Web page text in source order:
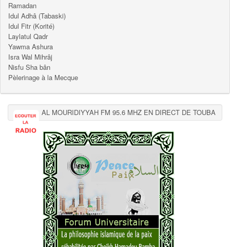
Ramadan
Idul Adhâ (Tabaski)
Idul Fitr (Korité)
Laylatul Qadr
Yawma Ashura
Isra Wal Mihrâj
Nisfu Sha bân
Pèlerinage à la Mecque
AL MOURIDIYYAH FM 95.6 MHZ EN DIRECT DE TOUBA